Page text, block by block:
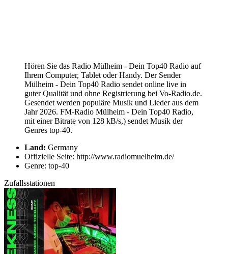
Hören Sie das Radio Mülheim - Dein Top40 Radio auf
Ihrem Computer, Tablet oder Handy. Der Sender
Mülheim - Dein Top40 Radio sendet online live in
guter Qualität und ohne Registrierung bei Vo-Radio.de.
Gesendet werden populäre Musik und Lieder aus dem
Jahr 2026. FM-Radio Mülheim - Dein Top40 Radio,
mit einer Bitrate von 128 kB/s,) sendet Musik der
Genres top-40.
Land: Germany
Offizielle Seite: http://www.radiomuelheim.de/
Genre: top-40
Zufallsstationen